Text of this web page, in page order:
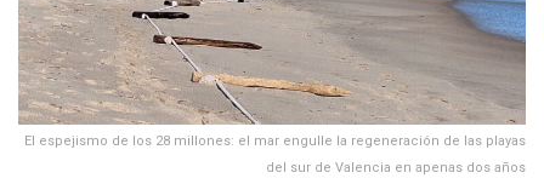
El espejismo de los 28 millones: el mar engulle la regeneración de las playas
del sur de Valencia en apenas dos años